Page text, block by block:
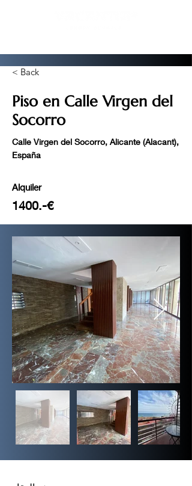
< Back
Piso en Calle Virgen del
Socorro
Calle Virgen del Socorro, Alicante (Alacant),
España
Alquiler
1400.-€